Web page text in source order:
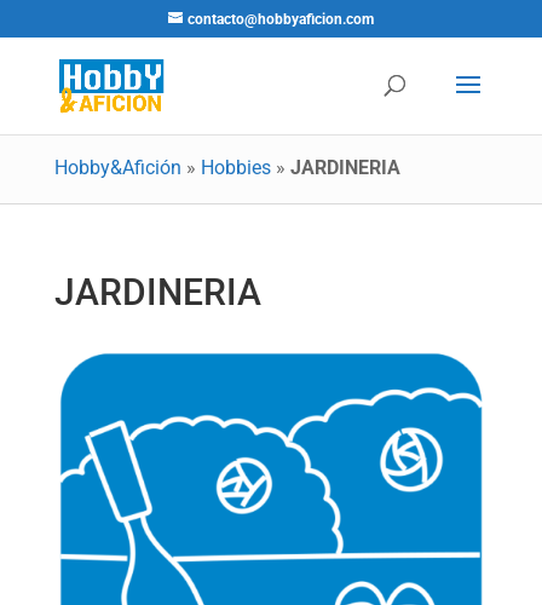
contacto@hobbyaficion.com
Hobby&Afición » Hobbies» JARDINERIA
JARDINERIA